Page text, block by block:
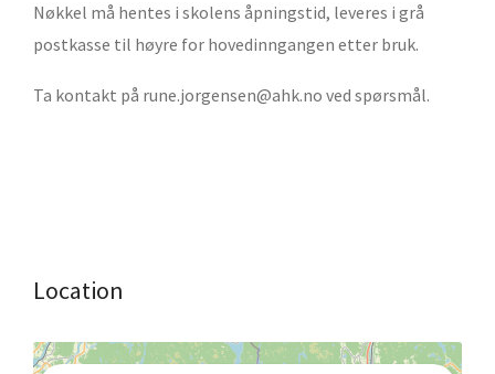
Nøkkel må hentes i skolens åpningstid, leveres i grå
postkasse til høyre for hovedinngangen etter bruk.
Ta kontakt på rune.jorgensen@ahk.no ved spørsmål.
Location